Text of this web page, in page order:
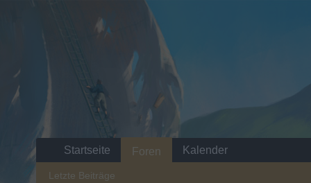
Startseite Foren
Letzte Beiträge
Kalender